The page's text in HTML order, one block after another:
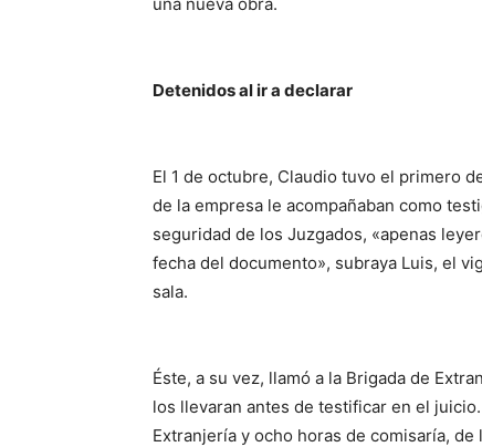
Detenidos al ir a declarar
El 1 de octubre, Claudio tuvo el primero
de la empresa le acompañaban como
seguridad de los Juzgados, «apenas
fecha del documento», subraya Luis, el
sala.
Éste, a su vez, llamó a la Brigada de
los llevaran antes de testificar en el
Extranjería y ocho horas de comisaría,